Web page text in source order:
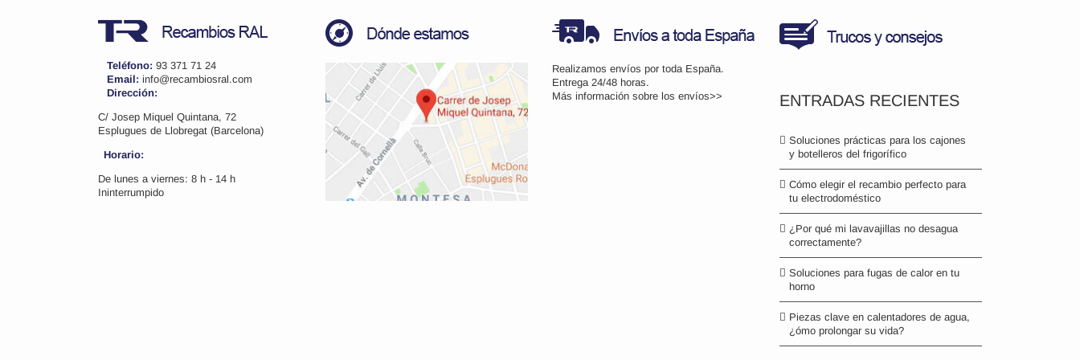
Teléfono: 93 371 71 24
Email: info@recambiosral.com
Dirección:
C/ Josep Miquel Quintana, 72
Esplugues de Llobregat (Barcelona)
Horario:
De lunes a viernes: 8 h - 14 h
Ininterrumpido
Realizamos envíos por toda España.
Entrega 24/48 horas.
Más información sobre los envíos>> ENTRADAS RECIENTES
Soluciones prácticas para los cajones
y botelleros del frigorífico
Cómo elegir el recambio perfecto para
tu electrodoméstico
¿Por qué mi lavavajillas no desagua
correctamente?
Soluciones para fugas de calor en tu
horno
Piezas clave en calentadores de agua,
¿ómo prolongar su vida?